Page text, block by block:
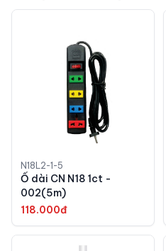
N18L2-1-5
Ổ dài CN N18 1ct -
002(5m)
118.000đ